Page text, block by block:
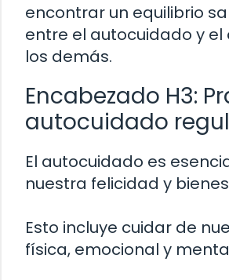
encontrar un equilibrio
entre el autocuidado y el
los demás.
Encabezado H3:
autocuidado
El autocuidado es
nuestra felicidad y
Esto incluye cuidar de
física, emocional y